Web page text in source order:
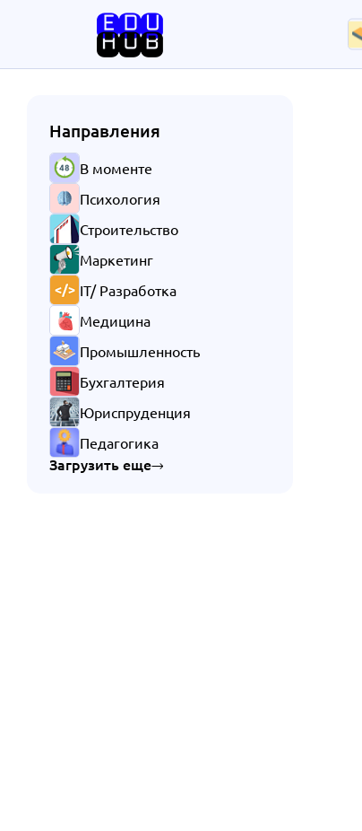
Направления
В моменте
Психология
Строительство
Маркетинг
IT/ Разработка
Медицина
Промышленность
Бухгалтерия
Юриспруденция
Педагогика
Загрузить еще